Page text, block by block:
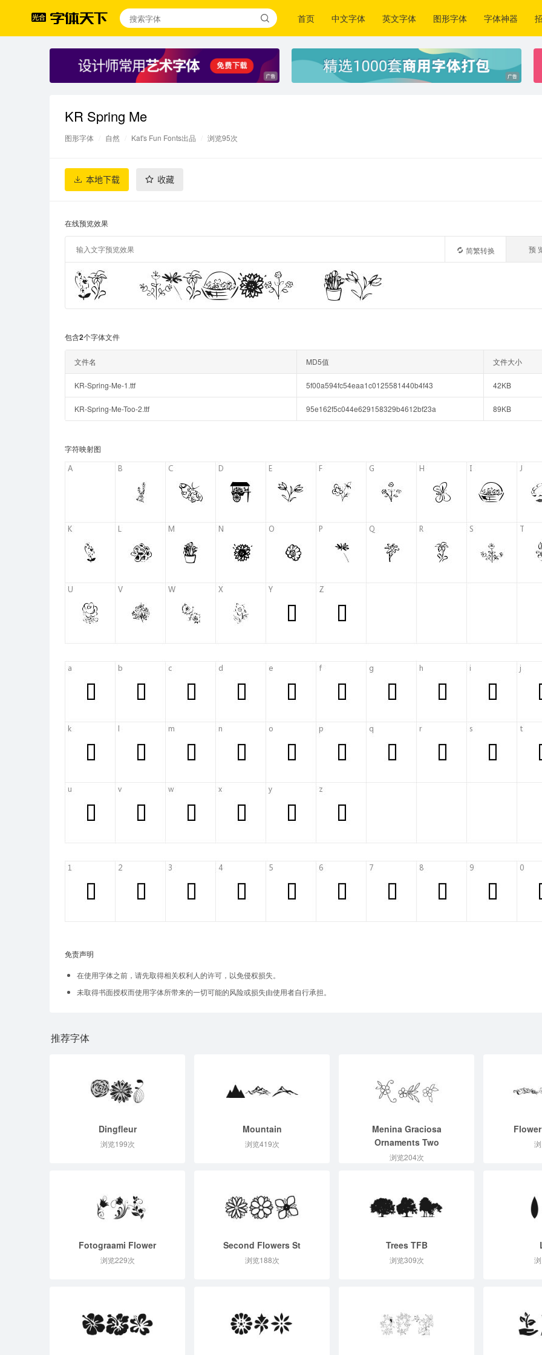
首页 中文字体 英文字体 图形字体 字体神器
KR Spring Me
图形字体 自然 Kat's Fun Fonts出品 浏览95次
本地下载 收藏
在线预览效果
预
简繁转换
包含2个字体文件
文件名 MD5值 文件大小
KR-Spring-Me-1.ttf 5f00a594fc54eaa1c0125581440b4f43 42KB
KR-Spring-Me-Too-2.ttf 95e162f5c044e629158329b4612bf23a 89KB
字符映射图
免责声明
在使用字体之前，请先取得相关权利人的许可，以免侵权损失。
未取得书面授权而使用字体所带来的一切可能的风险或损失由使用者自行承担。
推荐字体
Dingfleur
浏览199次
Mountain
浏览419次
Menina Graciosa
Ornaments Two
浏览204次
Fotograami Flower
浏览229次
Second Flowers St
浏览188次
Trees TFB
浏览309次